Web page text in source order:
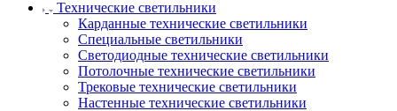
Технические светильники
Карданные технические светильники
Специальные светильники
Светодиодные технические светильники
Потолочные технические светильники
Трековые технические светильники
Настенные технические светильники